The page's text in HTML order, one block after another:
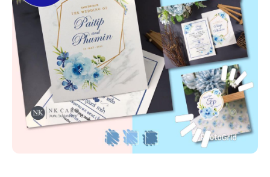
การ์ดขึ้นบ้านใหม่
ซองเปล่า
รับพิมพ์หน้าซอง +
Wax Seal Sticker | สติกเกอร์ตราครั่งปิดซอง